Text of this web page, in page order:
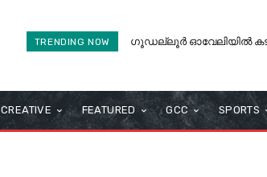
TRENDING NOW
ഗൂഡല്ലൂർ ഓവേലിയിൽ
CREATIVE FEATURED GCC SPORTS